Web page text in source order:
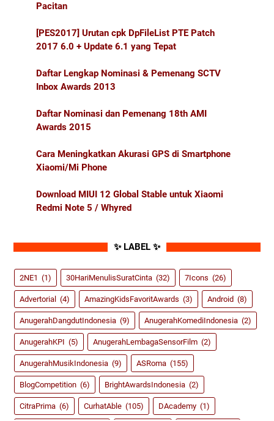
Pacitan
[PES2017] Urutan cpk DpFileList PTE Patch
2017 6.0 + Update 6.1 yang Tepat
Daftar Lengkap Nominasi & Pemenang SCTV
Inbox Awards 2013
Daftar Nominasi dan Pemenang 18th AMI
Awards 2015
Cara Meningkatkan Akurasi GPS di Smartphone
Xiaomi/Mi Phone
Download MIUI 12 Global Stable untuk Xiaomi
Redmi Note 5 / Whyred
✨ LABEL ✨
2NE1 (1) 30HariMenulisSuratCinta (32) 7Icons (26)
Advertorial (4) AmazingKidsFavoritAwards (3) Android (8)
AnugerahDangdutIndonesia (9) AnugerahKomediIndonesia (2)
AnugerahKPI (5) AnugerahLembagaSensorFilm (2)
AnugerahMusikIndonesia (9) ASRoma (155)
BlogCompetition (6) BrightAwardsIndonesia (2)
CitraPrima (6) CurhatAble (105) DAcademy (1)